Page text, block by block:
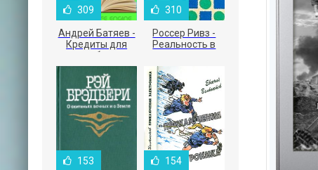
309
Андрей Батяев -
Кредиты для
малого бизнеса
310
Россер Ривз -
Реальность в
153 154